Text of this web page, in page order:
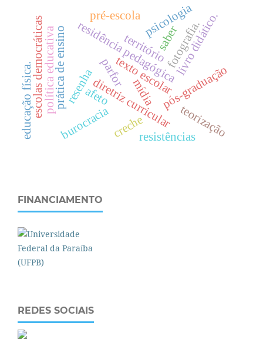
resenha
território
diretriz curricular
prática de ensino texto escolarpós-graduação
saber
política educativa mídia
residência pedagógicalivro didático.
escolas democráticas parfor
e
d
u
c
a
ç
ã
o
f
í
s
i
c
a
.
pré-escola
creche
psicologia
fotografia.
teorização
afeto
resistências
burocracia
FINANCIAMENTO
REDES SOCIAIS